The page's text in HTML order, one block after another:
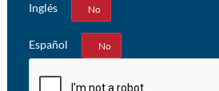
Inglés
Sí No
Español
Sí No